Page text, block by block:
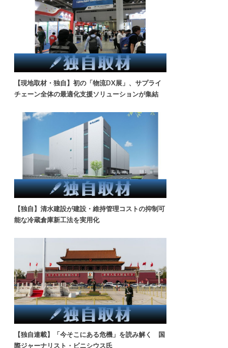
【現地取材・独自】初の「物流DX展」、サプライ
チェーン全体の最適化支援ソリューションが集結
【独自】清水建設が建設・維持管理コストの抑制可
能な冷蔵倉庫新工法を実用化
【独自連載】「今そこにある危機」を読み解く 国
際ジャーナリスト・ビニシウス氏